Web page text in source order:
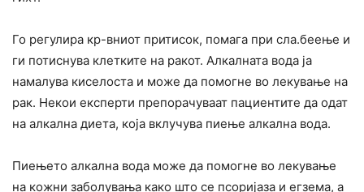
Го регулира кр-вниот притисок, помага при сла.беење и
ги потиснува клетките на ракот. Алкалната вода ја
намалува киселоста и може да помогне во лекување на
рак. Некои експерти препорачуваат пациентите да одат
на алкална диета, која вклучува пиење алкална вода.
Пиењето алкална вода може да помогне во лекување
на кожни заболувања како што се псоријаза и егзема, а